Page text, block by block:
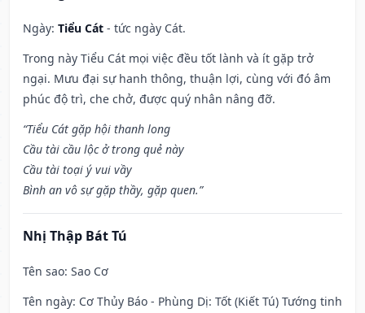
Ngày: Tiểu Cát - tức ngày Cát.
Trong này Tiểu Cát mọi việc đều tốt lành và ít gặp trở
ngại. Mưu đại sự hanh thông, thuận lợi, cùng với đó âm
phúc độ trì, che chở, được quý nhân nâng đỡ.
“Tiểu Cát gặp hội thanh long
Cầu tài cầu lộc ở trong quẻ này
Cầu tài toại ý vui vầy
Bình an vô sự gặp thầy, gặp quen.”
Nhị Thập Bát Tú
Tên sao: Sao Cơ
Tên ngày: Cơ Thủy Báo - Phùng Dị: Tốt (Kiết Tú) Tướng tinh